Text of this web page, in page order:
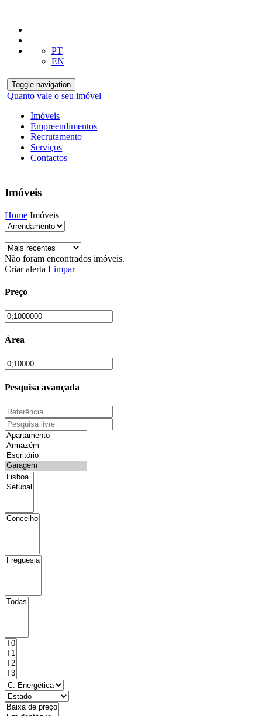
PT
EN
Toggle navigation
Quanto vale o seu imóvel
Imóveis
Empreendimentos
Recrutamento
Serviços
Contactos
Imóveis
Home Imóveis
Não foram encontrados imóveis.
Criar alerta Limpar
Preço
Área
Pesquisa avançada